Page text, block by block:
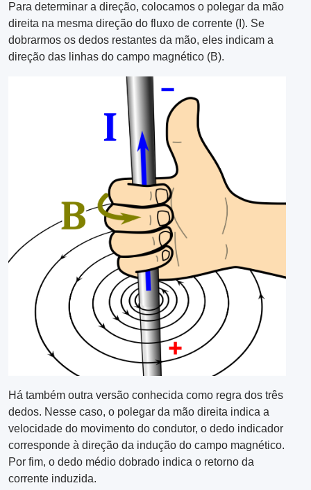
Para determinar a direção, colocamos o polegar da mão
direita na mesma direção do fluxo de corrente (I). Se
dobrarmos os dedos restantes da mão, eles indicam a
direção das linhas do campo magnético (B).
Há também outra versão conhecida como regra dos três
dedos. Nesse caso, o polegar da mão direita indica a
velocidade do movimento do condutor, o dedo indicador
corresponde à direção da indução do campo magnético.
Por fim, o dedo médio dobrado indica o retorno da
corrente induzida.